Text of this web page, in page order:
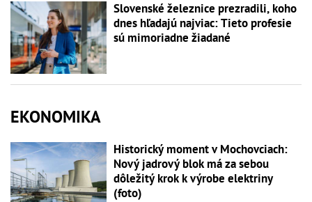
Slovenské železnice prezradili, koho
dnes hľadajú najviac: Tieto profesie
sú mimoriadne žiadané
EKONOMIKA
Historický moment v Mochovciach:
Nový jadrový blok má za sebou
dôležitý krok k výrobe elektriny
(foto)